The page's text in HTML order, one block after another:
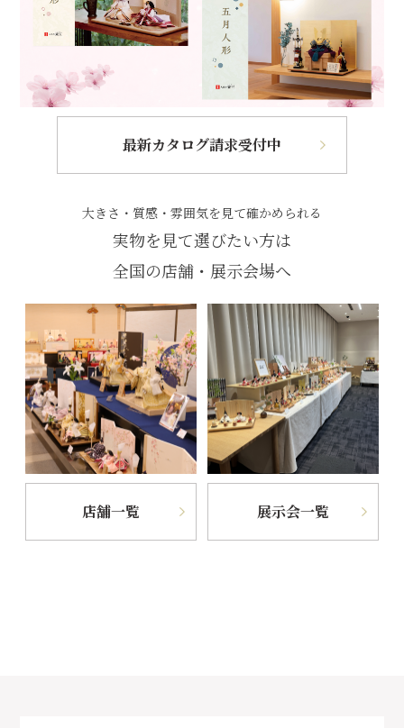
最新カタログ請求受付中
大きさ・質感・雰囲気を見て確かめられる
実物を見て選びたい方は
全国の店舗・展示会場へ
店舗一覧 展示会一覧